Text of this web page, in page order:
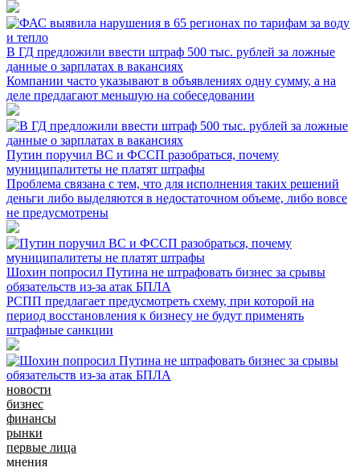
В ГД предложили ввести штраф 500 тыс. рублей за ложные
данные о зарплатах в вакансиях
Компании часто указывают в объявлениях одну сумму, а на
деле предлагают меньшую на собеседовании
Путин поручил ВС и ФССП разобраться, почему
муниципалитеты не платят штрафы
Проблема связана с тем, что для исполнения таких решений
деньги либо выделяются в недостаточном объеме, либо вовсе
не предусмотрены
Шохин попросил Путина не штрафовать бизнес за срывы
обязательств из-за атак БПЛА
РСПП предлагает предусмотреть схему, при которой на
период восстановления к бизнесу не будут применять
штрафные санкции
новости
бизнес
финансы
рынки
первые лица
мнения